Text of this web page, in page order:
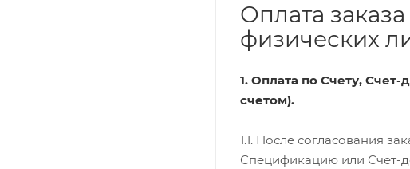
Оплата
физических
1. Оплата по Счету,
счетом).
1.1. После согласования
Спецификацию или Счет-